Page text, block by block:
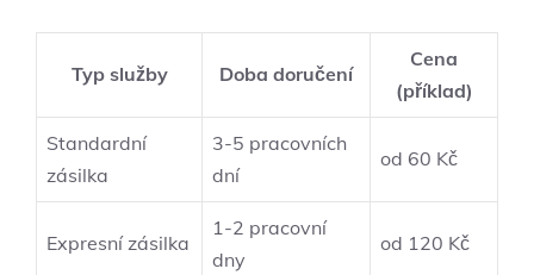
Typ služby Doba doručení
Cena
(příklad)
Standardní
zásilka
3-5 pracovních
dní
od 60 Kč
Expresní zásilka
1-2 pracovní
dny
od 120 Kč